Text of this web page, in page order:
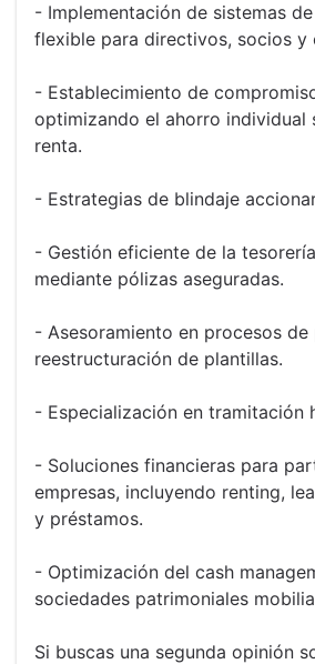
- Implementación de sistemas
flexible para directivos, socios y
- Establecimiento de
optimizando el ahorro individual
renta.
- Estrategias de blindaje
- Gestión eficiente de la
mediante pólizas aseguradas.
- Asesoramiento en procesos
reestructuración de plantillas.
- Especialización en tramitación
- Soluciones financieras para
empresas, incluyendo renting,
y préstamos.
- Optimización del cash
sociedades patrimoniales
Si buscas una segunda opinión